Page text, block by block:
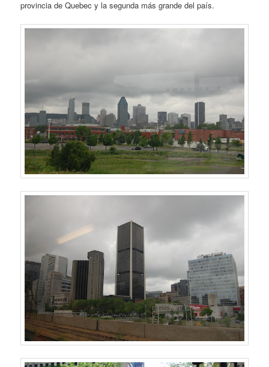
provincia de Quebec y la segunda más grande del país.